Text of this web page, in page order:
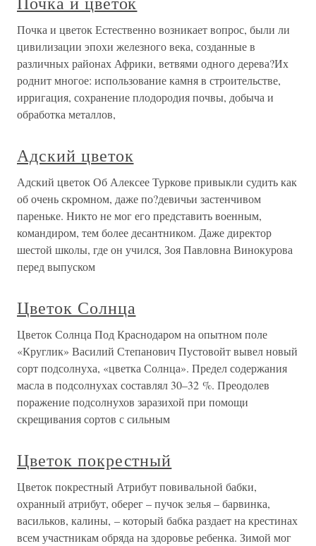
Почка и цветок Естественно возникает вопрос, были ли
цивилизации эпохи железного века, созданные в
различных районах Африки, ветвями одного дерева?Их
роднит многое: использование камня в строительстве,
ирригация, сохранение плодородия почвы, добыча и
обработка металлов,
Адский цветок
Адский цветок Об Алексее Туркове привыкли судить как
об очень скромном, даже по?девичьи застенчивом
пареньке. Никто не мог его представить военным,
командиром, тем более десантником. Даже директор
шестой школы, где он учился, Зоя Павловна Винокурова
перед выпуском
Цветок Солнца
Цветок Солнца Под Краснодаром на опытном поле
«Круглик» Василий Степанович Пустовойт вывел новый
сорт подсолнуха, «цветка Солнца». Предел содержания
масла в подсолнухах составлял 30–32 %. Преодолев
поражение подсолнухов заразихой при помощи
скрещивания сортов с сильным
Цветок покрестный
Цветок покрестный Атрибут повивальной бабки,
охранный атрибут, оберег – пучок зелья – барвинка,
васильков, калины, – который бабка раздает на крестинах
всем участникам обряда на здоровье ребенка. Зимой мог